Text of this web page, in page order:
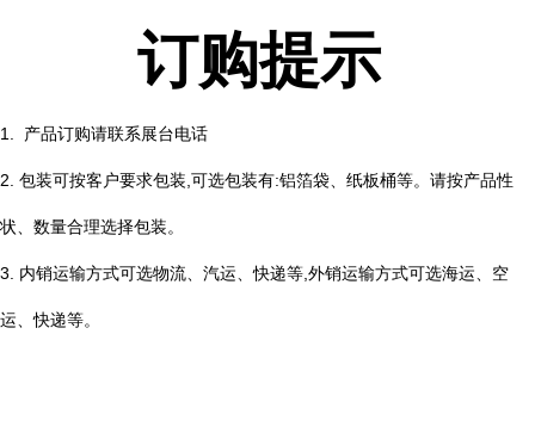
订购提示
1. 产品订购请联系展台电话
2. 包装可按客户要求包装,可选包装有:铝箔袋、纸板桶等。请按产品性
状、数量合理选择包装。
3. 内销运输方式可选物流、汽运、快递等,外销运输方式可选海运、空
运、快递等。